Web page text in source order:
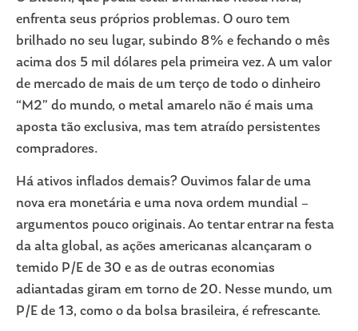
enfrenta seus próprios problemas. O ouro tem
brilhado no seu lugar, subindo 8% e fechando o mês
acima dos 5 mil dólares pela primeira vez. A um valor
de mercado de mais de um terço de todo o dinheiro
“M2” do mundo, o metal amarelo não é mais uma
aposta tão exclusiva, mas tem atraído persistentes
compradores.
Há ativos inflados demais? Ouvimos falar de uma
nova era monetária e uma nova ordem mundial –
argumentos pouco originais. Ao tentar entrar na festa
da alta global, as ações americanas alcançaram o
temido P/E de 30 e as de outras economias
adiantadas giram em torno de 20. Nesse mundo, um
P/E de 13, como o da bolsa brasileira, é refrescante.